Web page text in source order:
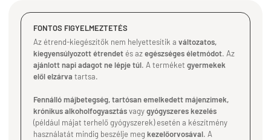
FONTOS FIGYELMEZTETÉS
Az étrend-kiegészítők nem helyettesítik a változatos,
kiegyensúlyozott étrendet és azegészséges életmódot. Az
ajánlott napi adagot ne lépje túl. A terméket gyermekek
elől elzárva tartsa.
Fennálló májbetegség, tartósan emelkedett májenzimek,
krónikus alkoholfogyasztásvagygyógyszeres kezelés
(például májat terhelő gyógyszerek) esetén a készítmény
használatát mindig beszélje meg kezelőorvosával. A